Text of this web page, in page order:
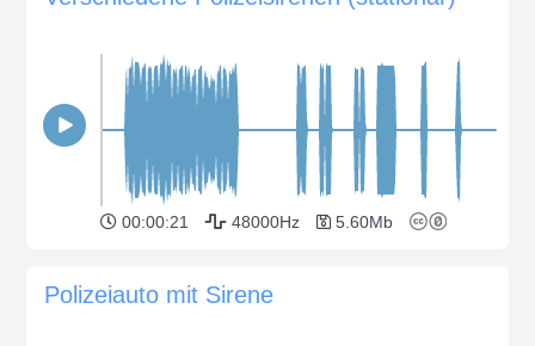
00:00:21 48000Hz 5.60Mb
Polizeiauto mit Sirene